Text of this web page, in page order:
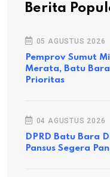
Berita
05 AGUSTUS 2026
Pemprov Sumut
Merata, Batu
Prioritas
04 AGUSTUS 2026
DPRD Batu Bara
Pansus Segera